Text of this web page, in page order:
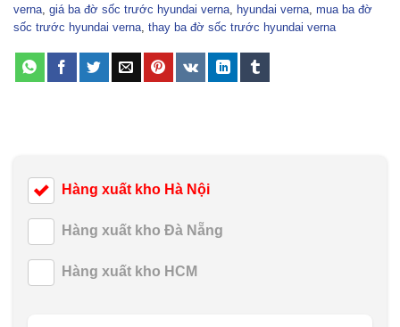
verna, giá ba đờ sốc trước hyundai verna, hyundai verna, mua ba đờ
sốc trước hyundai verna, thay ba đờ sốc trước hyundai verna
Hàng xuất kho Hà Nội
Hàng xuất kho Đà Nẵng
Hàng xuất kho HCM